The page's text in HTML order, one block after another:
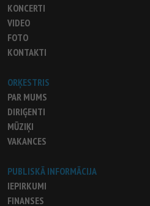
KONCERTI
VIDEO
FOTO
KONTAKTI
ORĶESTRIS
PAR MUMS
DIRIĢENTI
MŪZIĶI
VAKANCES
PUBLISKĀ INFORMĀCIJA
IEPIRKUMI
FINANSES